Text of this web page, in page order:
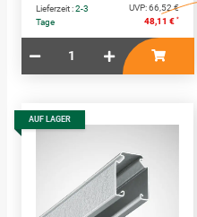
Lieferzeit :2-3
Tage
UVP:66,52 €
48,11 € *
AUF LAGER